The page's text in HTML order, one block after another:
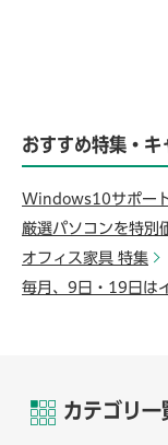
おすすめ特集・キ
Windows10サポー
厳選パソコンを特別
オフィス家具 特集
毎月、9日・19日は
カテゴリ一